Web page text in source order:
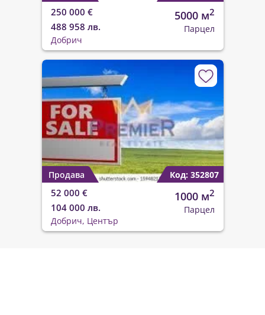
250 000 €
488 958 лв.
5000 м2
Парцел
Добрич
Продава Код: 352807
52 000 €
104 000 лв.
1000 м2
Парцел
Добрич, Център